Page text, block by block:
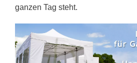
ganzen Tag steht.